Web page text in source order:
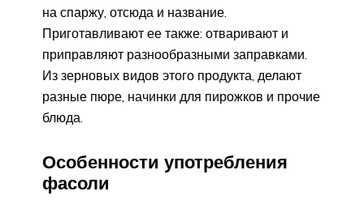
на спаржу, отсюда и название.
Приготавливают ее также: отваривают и
приправляют разнообразными заправками.
Из зерновых видов этого продукта, делают
разные пюре, начинки для пирожков и прочие
блюда.
Особенности употребления
фасоли